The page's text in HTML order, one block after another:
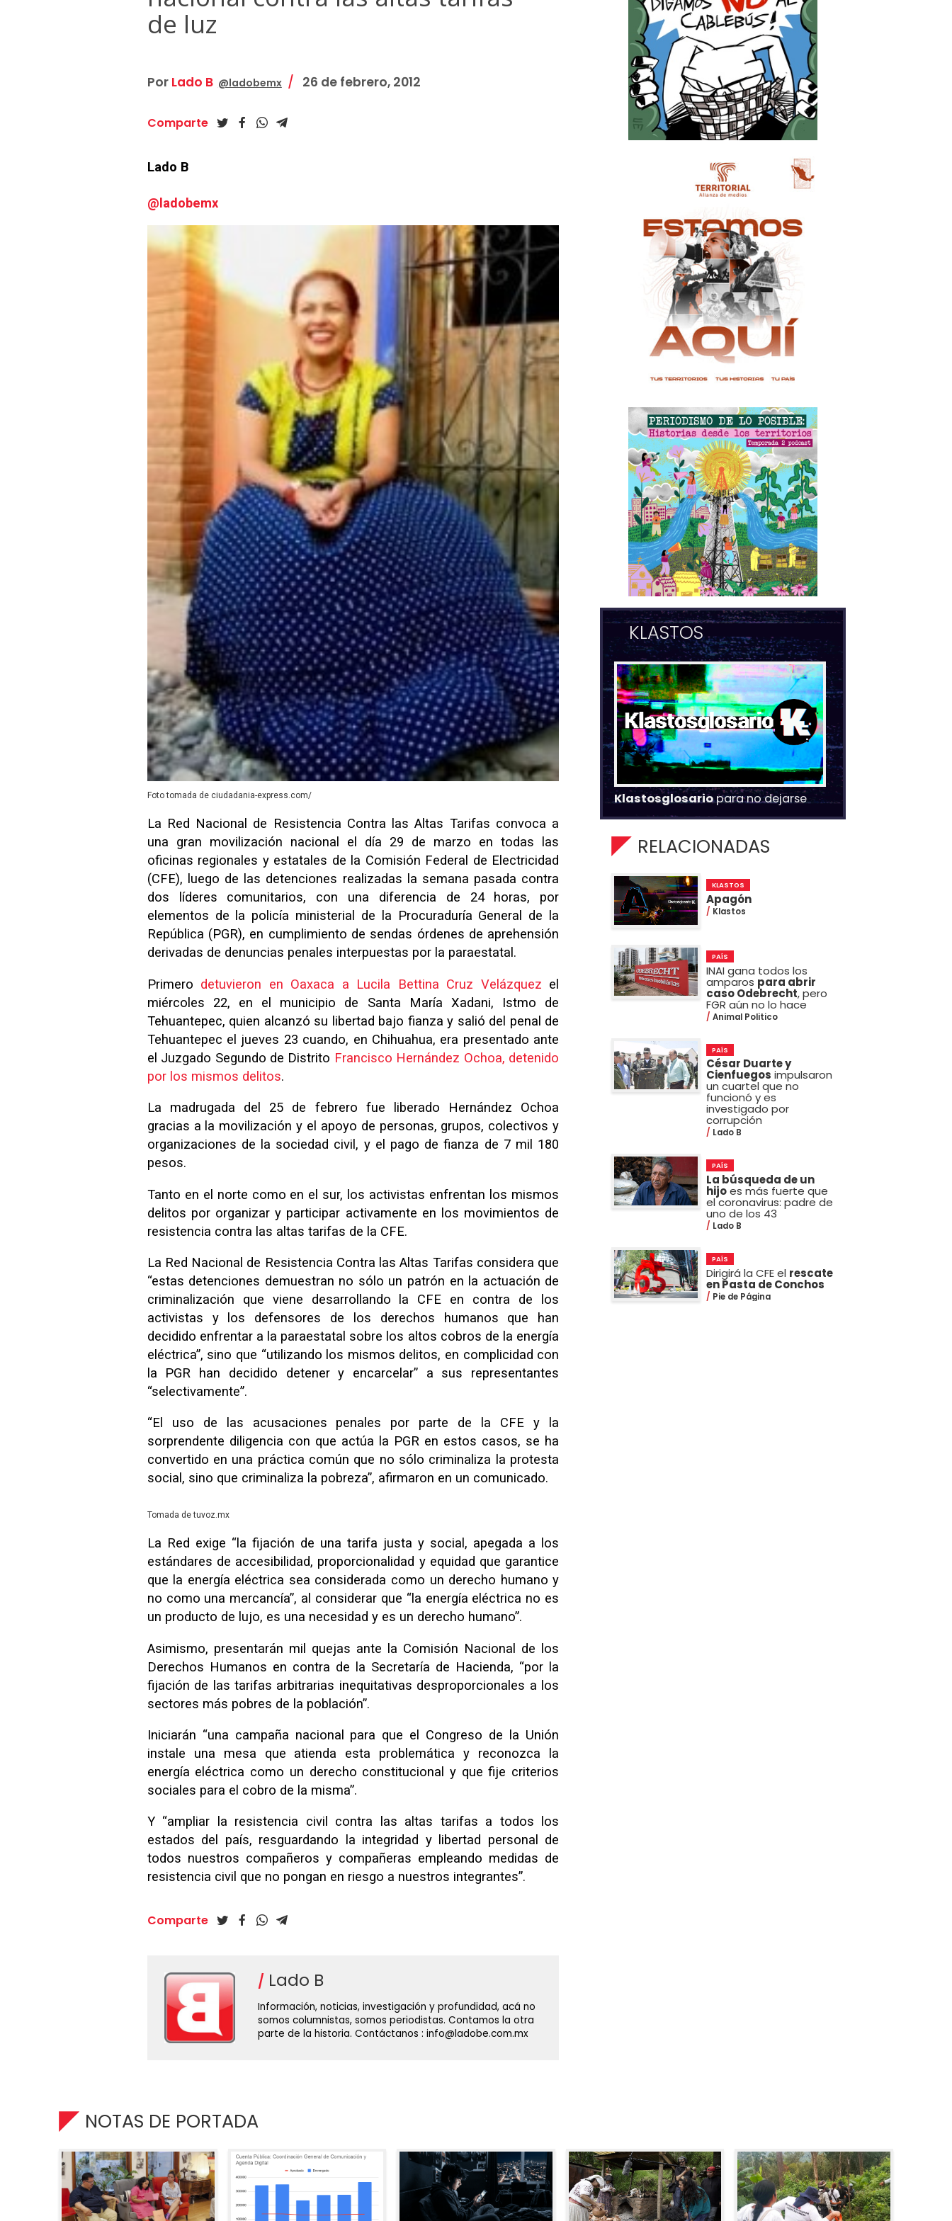
de luz
Por Lado B @ladobemx 26 de febrero, 2012
Comparte
Lado B
@ladobemx
Foto tomada de ciudadania-express.com/
La Red Nacional de Resistencia Contra las Altas Tarifas convoca a
una gran movilización nacional el día 29 de marzo en todas las
oficinas regionales y estatales de la Comisión Federal de Electricidad
(CFE), luego de las detenciones realizadas la semana pasada contra
dos líderes comunitarios, con una diferencia de 24 horas, por
elementos de la policía ministerial de la Procuraduría General de la
República (PGR), en cumplimiento de sendas órdenes de aprehensión
derivadas de denuncias penales interpuestas por la paraestatal.
Primero detuvieron en Oaxaca a Lucila Bettina Cruz Velázquez el
miércoles 22, en el municipio de Santa María Xadani, Istmo de
Tehuantepec, quien alcanzó su libertad bajo fianza y salió del penal de
Tehuantepec el jueves 23 cuando, en Chihuahua, era presentado ante
el Juzgado Segundo de Distrito Francisco Hernández Ochoa, detenido
por los mismos delitos.
La madrugada del 25 de febrero fue liberado Hernández Ochoa
gracias a la movilización y el apoyo de personas, grupos, colectivos y
organizaciones de la sociedad civil, y el pago de fianza de 7 mil 180
pesos.
Tanto en el norte como en el sur, los activistas enfrentan los mismos
delitos por organizar y participar activamente en los movimientos de
resistencia contra las altas tarifas de la CFE.
La Red Nacional de Resistencia Contra las Altas Tarifas considera que
“estas detenciones demuestran no sólo un patrón en la actuación de
criminalización que viene desarrollando la CFE en contra de los
activistas y los defensores de los derechos humanos que han
decidido enfrentar a la paraestatal sobre los altos cobros de la energía
eléctrica”, sino que “utilizando los mismos delitos, en complicidad con
la PGR han decidido detener y encarcelar” a sus representantes
“selectivamente”.
“El uso de las acusaciones penales por parte de la CFE y la
sorprendente diligencia con que actúa la PGR en estos casos, se ha
convertido en una práctica común que no sólo criminaliza la protesta
social, sino que criminaliza la pobreza”, afirmaron en un comunicado.
Tomada de tuvoz.mx
La Red exige “la fijación de una tarifa justa y social, apegada a los
estándares de accesibilidad, proporcionalidad y equidad que garantice
que la energía eléctrica sea considerada como un derecho humano y
no como una mercancía”, al considerar que “la energía eléctrica no es
un producto de lujo, es una necesidad y es un derecho humano”.
Asimismo, presentarán mil quejas ante la Comisión Nacional de los
Derechos Humanos en contra de la Secretaría de Hacienda, “por la
fijación de las tarifas arbitrarias inequitativas desproporcionales a los
sectores más pobres de la población”.
Iniciarán “una campaña nacional para que el Congreso de la Unión
instale una mesa que atienda esta problemática y reconozca la
energía eléctrica como un derecho constitucional y que fije criterios
sociales para el cobro de la misma”.
Y “ampliar la resistencia civil contra las altas tarifas a todos los
estados del país, resguardando la integridad y libertad personal de
todos nuestros compañeros y compañeras empleando medidas de
resistencia civil que no pongan en riesgo a nuestros integrantes”.
Comparte
Lado B
Información, noticias, investigación y profundidad, acá no
somos columnistas, somos periodistas. Contamos la otra
parte de la historia. Contáctanos : info@ladobe.com.mx
KLASTOS
Klastosglosariopara no dejarse
RELACIONADAS
KLASTOS
Apagón
Klastos
PAÍS
INAI gana todos los
amparos para abrir
caso Odebrecht, pero
FGR aún no lo hace
Animal Politico
PAÍS
César Duarte y
Cienfuegos impulsaron
un cuartel que no
funcionó y es
investigado por
corrupción
Lado B
PAÍS
La búsqueda de un
hijoes más fuerte que
el coronavirus: padre de
uno de los 43
Lado B
PAÍS
Dirigirá la CFE el rescate
en Pasta de Conchos
Pie de Página
NOTAS DE PORTADA